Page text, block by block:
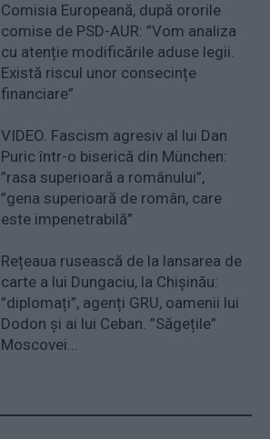
Comisia Europeană, după ororile
comise de PSD-AUR: ”Vom analiza
cu atenție modificările aduse legii.
Există riscul unor consecințe
financiare”
VIDEO. Fascism agresiv al lui Dan
Puric într-o biserică din München:
”rasa superioară a românului”,
”gena superioară de român, care
este impenetrabilă”
Rețeaua rusească de la lansarea de
carte a lui Dungaciu, la Chișinău:
”diplomați”, agenți GRU, oamenii lui
Dodon și ai lui Ceban. ”Săgețile”
Moscovei...